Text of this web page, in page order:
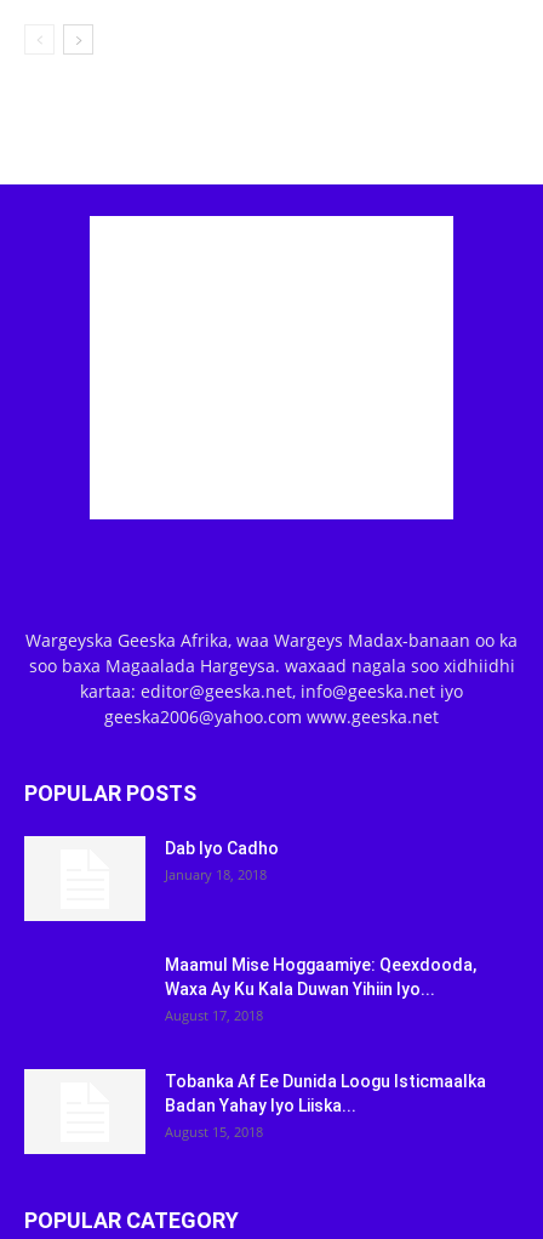
Wargeyska Geeska Afrika, waa Wargeys Madax-banaan oo ka
soo baxa Magaalada Hargeysa. waxaad nagala soo xidhiidhi
kartaa: editor@geeska.net, info@geeska.net iyo
geeska2006@yahoo.com www.geeska.net
POPULAR POSTS
Dab Iyo Cadho
January 18, 2018
Maamul Mise Hoggaamiye: Qeexdooda,
Waxa Ay Ku Kala Duwan Yihiin Iyo...
August 17, 2018
Tobanka Af Ee Dunida Loogu Isticmaalka
Badan Yahay Iyo Liiska...
August 15, 2018
POPULAR CATEGORY